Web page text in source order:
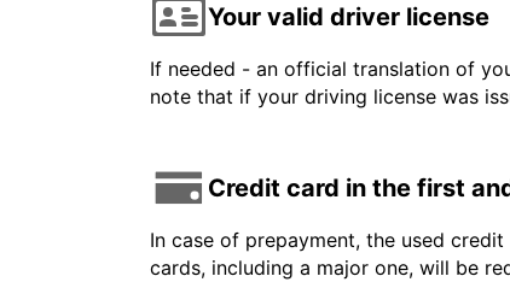
Your valid driver license
If needed - an official translation of
note that if your driving license was
Credit card in the first
In case of prepayment, the used
cards, including a major one, will be